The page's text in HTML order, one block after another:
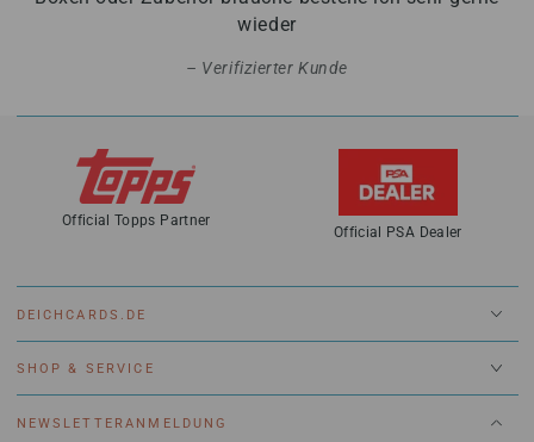
wieder
Verifizierter Kunde
Official Topps Partner
Official PSA Dealer
DEICHCARDS.DE
SHOP & SERVICE
NEWSLETTERANMELDUNG